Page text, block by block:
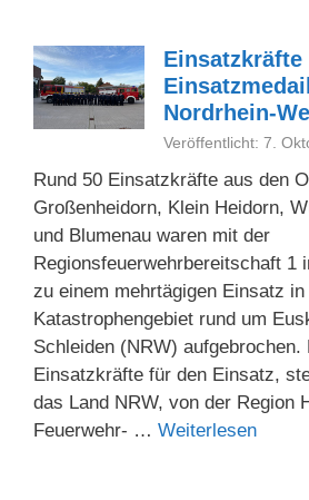
Nordrhein-
Veröffentlicht: 7.
Rund 50 Einsatzkräfte aus den
Großenheidorn, Klein Heidorn,
und Blumenau waren mit der
Regionsfeuerwehrbereitschaft 1
zu einem mehrtägigen Einsatz in
Katastrophengebiet rund um
Schleiden (NRW) aufgebrochen.
Einsatzkräfte für den Einsatz,
das Land NRW, von der Region
Feuerwehr- … Weiterlesen